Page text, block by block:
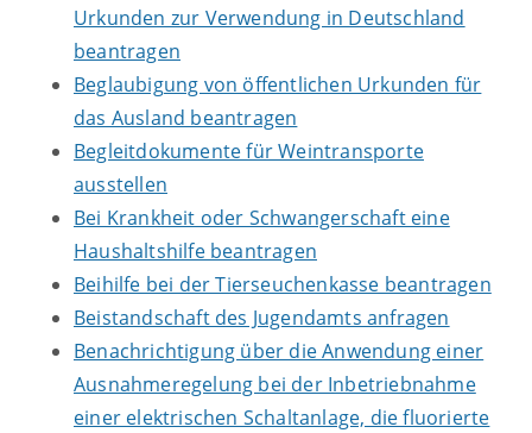
Urkunden zur Verwendung in Deutschland
beantragen
Beglaubigung von öffentlichen Urkunden für
das Ausland beantragen
Begleitdokumente für Weintransporte
ausstellen
Bei Krankheit oder Schwangerschaft eine
Haushaltshilfe beantragen
Beihilfe bei der Tierseuchenkasse beantragen
Beistandschaft des Jugendamts anfragen
Benachrichtigung über die Anwendung einer
Ausnahmeregelung bei der Inbetriebnahme
einer elektrischen Schaltanlage, die fluorierte